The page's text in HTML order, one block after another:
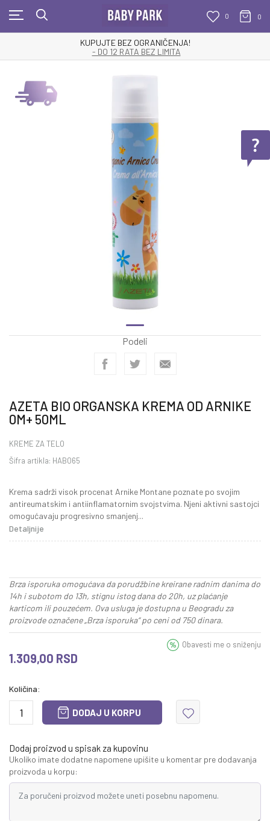
0 0
KUPUJTE BEZ OGRANIČENJA!
- DO 12 RATA BEZ LIMITA
Podeli
AZETA BIO ORGANSKA KREMA OD ARNIKE
0M+ 50ML
KREME ZA TELO
Šifra artikla: HAB065
Krema sadrži visok procenat Arnike Montane poznate po svojim
antireumatskim i antiinflamatornim svojstvima. Njeni aktivni sastojci
omogućavaju progresivno smanjenj...
Detaljnije
Brza isporuka omogućava da porudžbine kreirane radnim danima do
14h i subotom do 13h, stignu istog dana do 20h, uz plaćanje
karticom ili pouzećem. Ova usluga je dostupna u Beogradu za
proizvode označene „Brza isporuka“ po ceni od 750 dinara.
1.309,00 RSD
Obavesti me o sniženju
Količina:
DODAJ U KORPU
Dodaj proizvod u spisak za kupovinu
Ukoliko imate dodatne napomene upišite u komentar pre dodavanja
proizvoda u korpu: